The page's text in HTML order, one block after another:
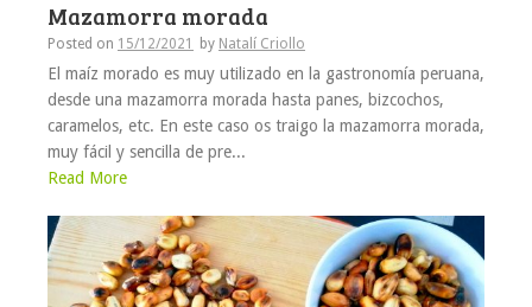
Mazamorra morada
Posted on 15/12/2021 by Natalí Criollo
El maíz morado es muy utilizado en la gastronomía peruana,
desde una mazamorra morada hasta panes, bizcochos,
caramelos, etc. En este caso os traigo la mazamorra morada,
muy fácil y sencilla de pre...
Read More